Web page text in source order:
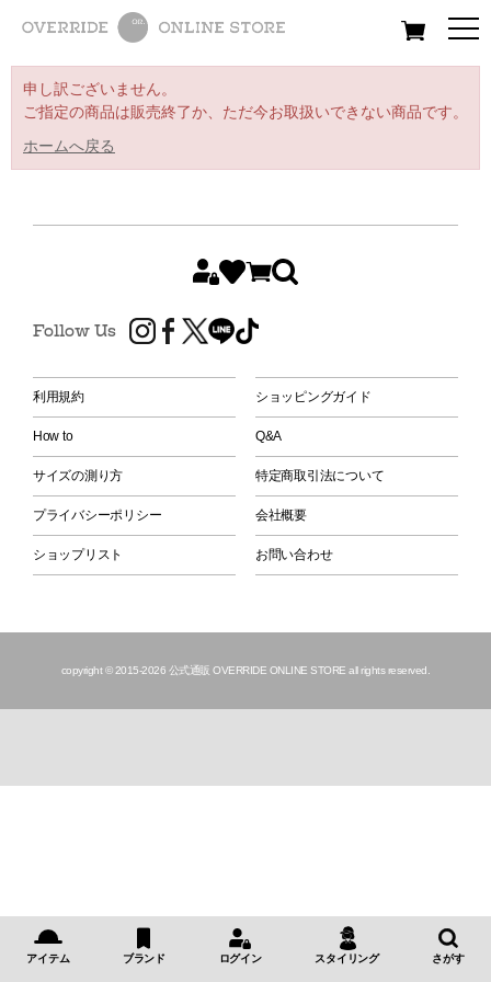
All Women Men
申し訳ございません。
ご指定の商品は販売終了か、ただ今お取扱いできない商品です。
ホームへ戻る
Follow Us
利用規約 ショッピングガイド
How to Q&A
サイズの測り方 特定商取引法について
プライバシーポリシー 会社概要
ショップリスト お問い合わせ
copyright © 2015-2026 公式通販 OVERRIDE ONLINE STORE all rights reserved.
アイテム ブランド ログイン スタイリング さがす